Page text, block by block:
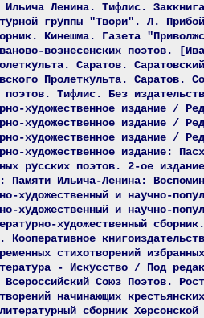
Ильича Ленина. Тифлис.
группы "Твори". Л.
Кинешма. Газета
вознесенских поэтов.
Саратов.
Пролеткульта. Саратов.
поэтов. Тифлис. Без
художественное издание /
художественное издание /
художественное издание /
художественное издание:
русских поэтов. 2-ое
Памяти Ильича-Ленина:
художественный и научно-
художественный и научно-
художественный
Кооперативное
стихотворений
- Искусство / Под
Союз Поэтов.
начинающих
сборник